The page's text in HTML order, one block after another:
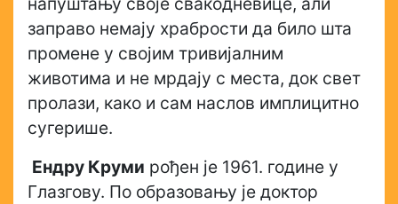
заправо немају храбрости да било шта
промене у својим тривијалним
животима и не мрдају с места, док свет
пролази, како и сам наслов имплицитно
сугерише.
Ендру Круми рођен је 1961. године у
Глазгову. По образовању је доктор